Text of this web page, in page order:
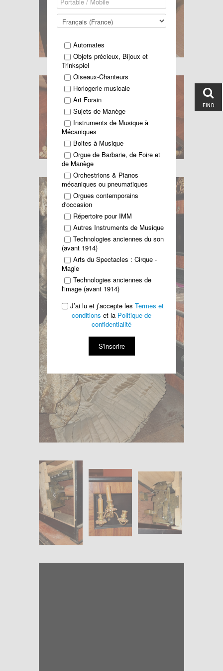
Automates
Objets précieux, Bijoux et
Trinkspiel
Oiseaux-Chanteurs
Horlogerie musicale
Art Forain
Sujets de Manège
Instruments de Musique à
Mécaniques
Boites à Musique
Orgue de Barbarie, de Foire et
de Manège
Orchestrions & Pianos
mécaniques ou pneumatiques
Orgues contemporains
d'occasion
Répertoire pour IMM
Autres Instruments de Musique
Technologies anciennes du son
(avant 1914)
Arts du Spectacles : Cirque -
Magie
Technologies anciennes de
l'image (avant 1914)
J’ai lu et j’accepte les Termes et
conditions et la Politique de
confidentialité
S'inscrire
FIND